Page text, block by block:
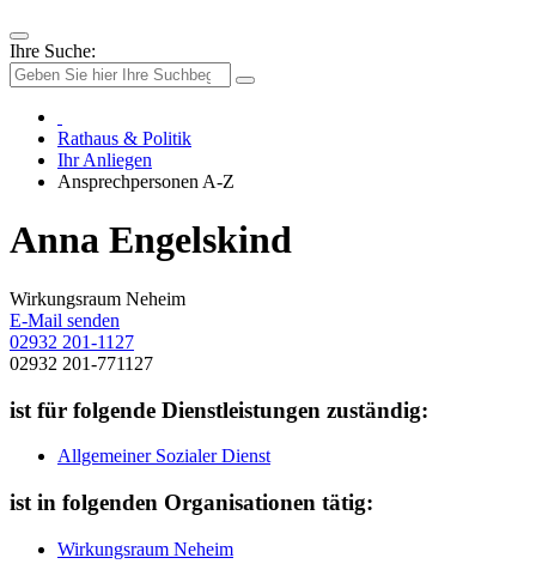
Ihre Suche:
Rathaus & Politik
Ihr Anliegen
Ansprechpersonen A-Z
Anna Engelskind
Wirkungsraum Neheim
E-Mail senden
02932 201-1127
02932 201-771127
ist für folgende Dienstleistungen zuständig:
Allgemeiner Sozialer Dienst
ist in folgenden Organisationen tätig:
Wirkungsraum Neheim